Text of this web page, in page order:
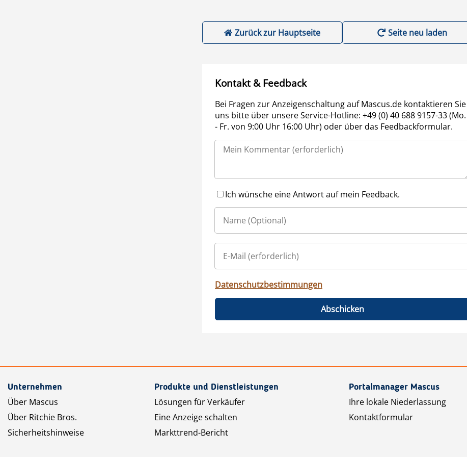
Zurück zur Hauptseite Seite neu laden
Kontakt & Feedback
Bei Fragen zur Anzeigenschaltung auf Mascus.de kontaktieren Sie
uns bitte über unsere Service-Hotline: +49 (0) 40 688 9157-33 (Mo.
- Fr. von 9:00 Uhr 16:00 Uhr) oder über das Feedbackformular.
Ich wünsche eine Antwort auf mein Feedback.
Datenschutzbestimmungen
Abschicken
Unternehmen
Über Mascus
Über Ritchie Bros.
Sicherheitshinweise
Produkte und Dienstleistungen
Lösungen für Verkäufer
Eine Anzeige schalten
Markttrend-Bericht
Portalmanager Mascus
Ihre lokale Niederlassung
Kontaktformular